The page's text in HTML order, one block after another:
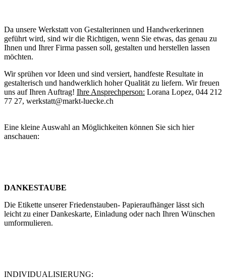
Da unsere Werkstatt von Gestalterinnen und Handwerkerinnen
geführt wird, sind wir die Richtigen, wenn Sie etwas, das genau zu
Ihnen und Ihrer Firma passen soll, gestalten und herstellen lassen
möchten.
Wir sprühen vor Ideen und sind versiert, handfeste Resultate in
gestalterisch und handwerklich hoher Qualität zu liefern. Wir freuen
uns auf Ihren Auftrag! Ihre Ansprechperson: Lorana Lopez, 044 212
77 27, werkstatt@markt-luecke.ch
Eine kleine Auswahl an Möglichkeiten können Sie sich hier
anschauen:
DANKESTAUBE
Die Etikette unserer Friedenstauben- Papieraufhänger lässt sich
leicht zu einer Dankeskarte, Einladung oder nach Ihren Wünschen
umformulieren.
INDIVIDUALISIERUNG: